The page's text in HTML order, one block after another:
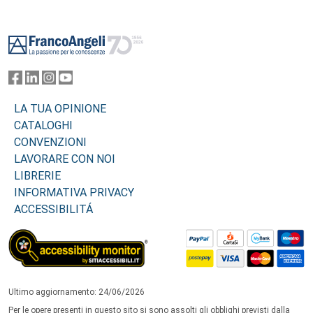
LA TUA OPINIONE
CATALOGHI
CONVENZIONI
LAVORARE CON NOI
LIBRERIE
INFORMATIVA PRIVACY
ACCESSIBILITÁ
Ultimo aggiornamento: 24/06/2026
Per le opere presenti in questo sito si sono assolti gli obblighi previsti dalla